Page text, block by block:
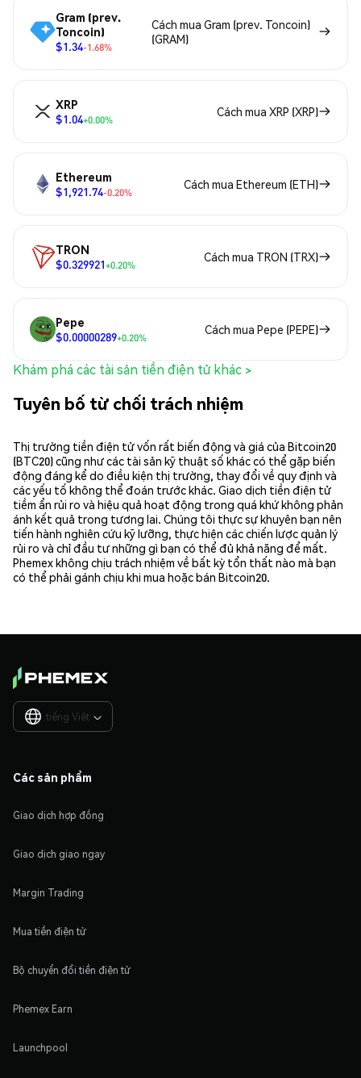
Gram (prev.
Toncoin)
$1.34-1.68%
Cách mua Gram (prev. Toncoin)
(GRAM)
XRP
$1.04+0.00%
Cách mua XRP (XRP)
Ethereum
$1,921.74-0.20%
Cách mua Ethereum (ETH)
TRON
$0.329921+0.20%
Cách mua TRON (TRX)
Pepe
$0.00000289+0.20%
Cách mua Pepe (PEPE)
Khám phá các tài sản tiền điện tử khác >
Tuyên bố từ chối trách nhiệm
Thị trường tiền điện tử vốn rất biến động và giá của Bitcoin20
(BTC20) cũng như các tài sản kỹ thuật số khác có thể gặp biến
động đáng kể do điều kiện thị trường, thay đổi về quy định và
các yếu tố không thể đoán trước khác. Giao dịch tiền điện tử
tiềm ẩn rủi ro và hiệu quả hoạt động trong quá khứ không phản
ánh kết quả trong tương lai. Chúng tôi thực sự khuyên bạn nên
tiến hành nghiên cứu kỹ lưỡng, thực hiện các chiến lược quản lý
rủi ro và chỉ đầu tư những gì bạn có thể đủ khả năng để mất.
Phemex không chịu trách nhiệm về bất kỳ tổn thất nào mà bạn
có thể phải gánh chịu khi mua hoặc bán Bitcoin20.
tiếng Việt 
Các sản phẩm
Giao dịch hợp đồng
Giao dịch giao ngay
Margin Trading
Mua tiền điện tử
Bộ chuyển đổi tiền điện tử
Phemex Earn
Launchpool